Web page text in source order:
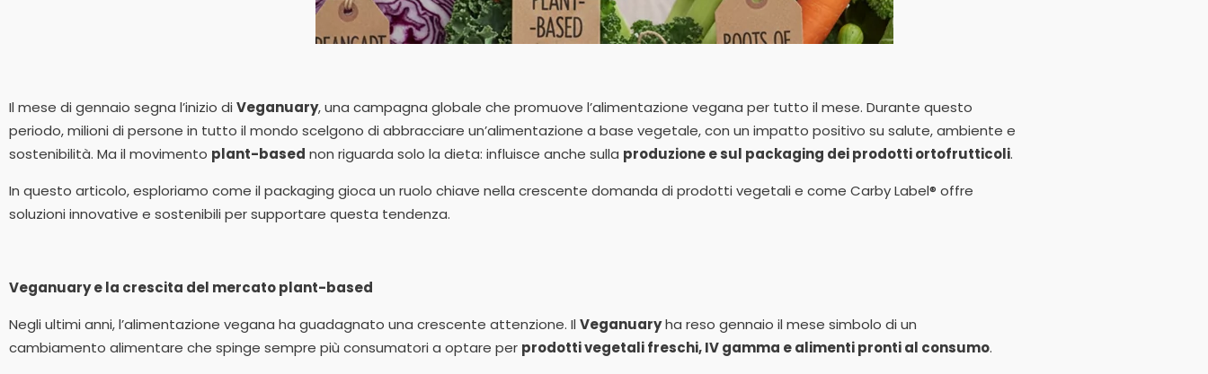
Il mese di gennaio segna l’inizio di Veganuary, una campagna globale che promuove l’alimentazione vegana per tutto il mese. Durante questo
periodo, milioni di persone in tutto il mondo scelgono di abbracciare un’alimentazione a base vegetale, con un impatto positivo su salute, ambiente e
sostenibilità. Ma il movimento plant-based non riguarda solo la dieta: influisce anche sulla produzione e sul packaging dei prodotti ortofrutticoli.
In questo articolo, esploriamo come il packaging gioca un ruolo chiave nella crescente domanda di prodotti vegetali e come Carby Label® offre
soluzioni innovative e sostenibili per supportare questa tendenza.
Veganuary e la crescita del mercato plant-based
Negli ultimi anni, l’alimentazione vegana ha guadagnato una crescente attenzione. Il Veganuaryha reso gennaio il mese simbolo di un
cambiamento alimentare che spinge sempre più consumatori a optare per prodotti vegetali freschi, IV gamma e alimenti pronti al consumo.